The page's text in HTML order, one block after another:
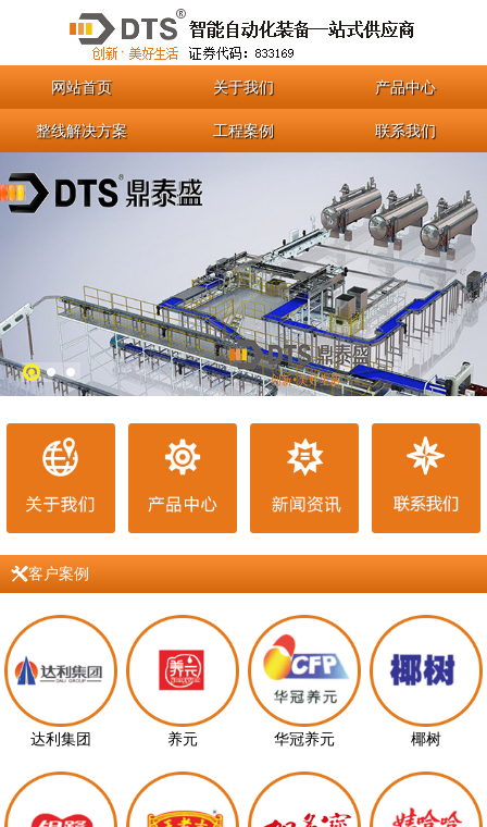
网站首页 关于我们 产品中心
整线解决方案 工程案例 联系我们
客户案例
达利集团 养元 华冠养元 椰树